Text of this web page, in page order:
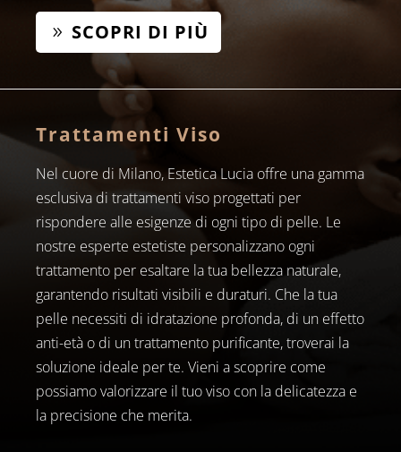
SCOPRI DI PIÙ
Trattamenti Viso
Nel cuore di Milano, Estetica Lucia offre una gamma
esclusiva di trattamenti viso progettati per
rispondere alle esigenze di ogni tipo di pelle. Le
nostre esperte estetiste personalizzano ogni
trattamento per esaltare la tua bellezza naturale,
garantendo risultati visibili e duraturi. Che la tua
pelle necessiti di idratazione profonda, di un effetto
anti-età o di un trattamento purificante, troverai la
soluzione ideale per te. Vieni a scoprire come
possiamo valorizzare il tuo viso con la delicatezza e
la precisione che merita.